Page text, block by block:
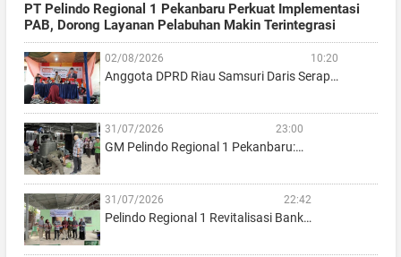
PT Pelindo Regional 1 Pekanbaru Perkuat Implementasi
PAB, Dorong Layanan Pelabuhan Makin Terintegrasi
02/08/2026 10:20
Anggota DPRD Riau Samsuri Daris Serap…
31/07/2026 23:00
GM Pelindo Regional 1 Pekanbaru:…
31/07/2026 22:42
Pelindo Regional 1 Revitalisasi Bank…